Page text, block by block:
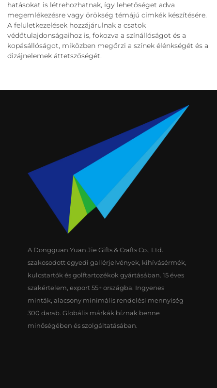
hatásokat is létrehozhatnak, így lehetőséget adva
megemlékezésre vagy örökség témájú címkék készítésére.
A felületkezelések hozzájárulnak a csatok
védőtulajdonságaihoz is, fokozva a színállóságot és a
kopásállóságot, miközben megőrzi a színek élénkségét és a
dizájnelemek áttetszőségét.
A Dongguan Yuan Jie Gifts & Crafts Co., Ltd.
szakosodott egyedi gallérjelvények, kihívásérmék,
kulcstartók és golftartozékok gyártásában. 15 éves
szakértelem, export 55+ országba. Ingyenes
minták, alacsony minimális rendelési mennyiség
300 darab. Globális márkák bíznak benne
minőségében és szolgáltatásában.